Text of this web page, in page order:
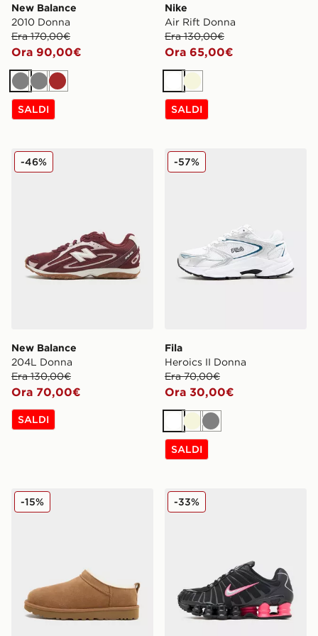
New Balance
2010 Donna
Era 170,00€
Ora 90,00€
GrigioGrigioMarrone
SALDI
Nike
Air Rift Donna
Era 130,00€
Ora 65,00€
BiancoBeige
SALDI
New Balance 204L Donna
New Balance
204L Donna
Era 130,00€
Ora 70,00€
-46%
SALDI
Fila Heroics II Donna
Fila
Heroics II Donna
Era 70,00€
Ora 30,00€
-57%
Bianco
BeigeGrigio
SALDI
UGG Micro Boot Donna
-15% Nike Shox TL Donna
-33%